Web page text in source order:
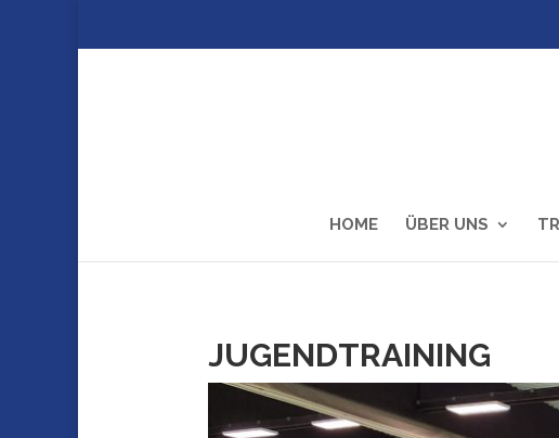
HOME ÜBER UNS
JUGENDTRAINING